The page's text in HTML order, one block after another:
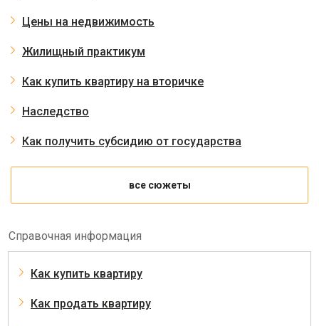
Цены на недвижимость
Жилищный практикум
Как купить квартиру на вторичке
Наследство
Как получить субсидию от государства
все сюжеты
Справочная информация
Как купить квартиру
Как продать квартиру